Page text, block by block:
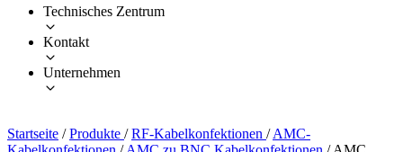
Technisches Zentrum
Kontakt
Unternehmen
Startseite / Produkte / RF-Kabelkonfektionen / AMC-